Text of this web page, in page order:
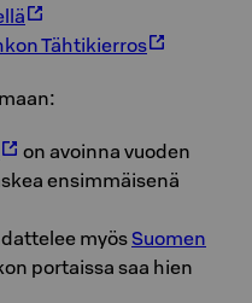
Tähtikierros
on avoinna vuoden
ensimmäisenä
myös Suomen
portaissa saa hien